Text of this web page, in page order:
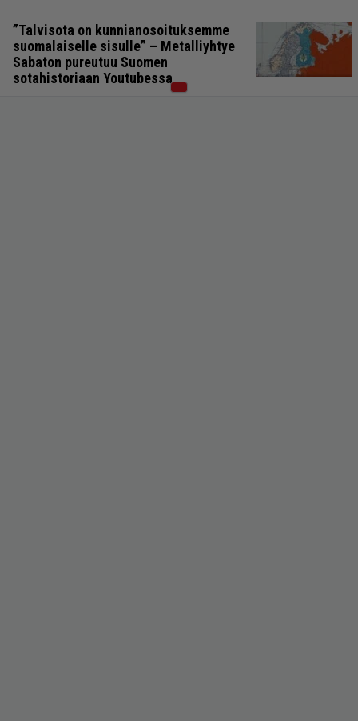
”Talvisota on kunnianosoituksemme
suomalaiselle sisulle” – Metalliyhtye
Sabaton pureutuu Suomen
sotahistoriaan Youtubessa